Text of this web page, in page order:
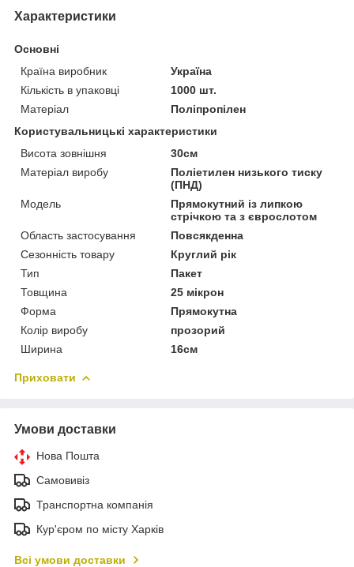
Характеристики
Основні
Країна виробник
Україна
Кількість в упаковці
1000 шт.
Матеріал
Поліпропілен
Користувальницькі характеристики
Висота зовнішня
30см
Матеріал виробу
Поліетилен низького тиску
(ПНД)
Мoдель
Прямокутний із липкою
стрічкою та з єврослотом
Область застосування
Повсякденна
Сезонність товару
Круглий рік
Тип
Пакет
Товщина
25 мікрон
Форма
Прямокутна
Колір виробу
прозорий
Ширина
16см
Приховати
Умови доставки
Нова Пошта
Самовивіз
Транспортна компанія
Кур'єром по місту Харків
Всі умови доставки